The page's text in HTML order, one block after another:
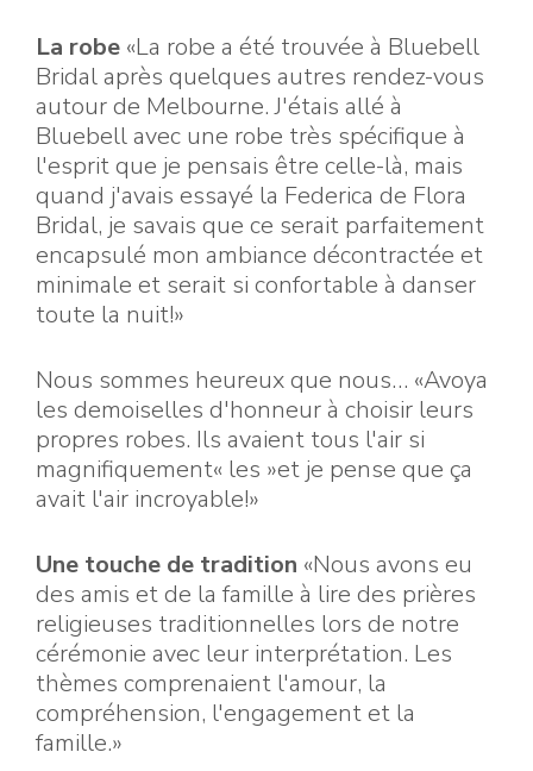
La robe «La robe a été trouvée à Bluebell
Bridal après quelques autres rendez-vous
autour de Melbourne. J'étais allé à
Bluebell avec une robe très spécifique à
l'esprit que je pensais être celle-là, mais
quand j'avais essayé la Federica de Flora
Bridal, je savais que ce serait parfaitement
encapsulé mon ambiance décontractée et
minimale et serait si confortable à danser
toute la nuit!»
Nous sommes heureux que nous… «Avoya
les demoiselles d'honneur à choisir leurs
propres robes. Ils avaient tous l'air si
magnifiquement« les »et je pense que ça
avait l'air incroyable!»
Une touche de tradition «Nous avons eu
des amis et de la famille à lire des prières
religieuses traditionnelles lors de notre
cérémonie avec leur interprétation. Les
thèmes comprenaient l'amour, la
compréhension, l'engagement et la
famille.»